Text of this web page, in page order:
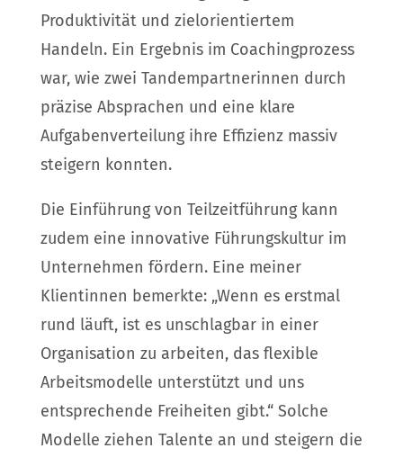
Produktivität und zielorientiertem
Handeln. Ein Ergebnis im Coachingprozess
war, wie zwei Tandempartnerinnen durch
präzise Absprachen und eine klare
Aufgabenverteilung ihre Effizienz massiv
steigern konnten.
Die Einführung von Teilzeitführung kann
zudem eine innovative Führungskultur im
Unternehmen fördern. Eine meiner
Klientinnen bemerkte: „Wenn es erstmal
rund läuft, ist es unschlagbar in einer
Organisation zu arbeiten, das flexible
Arbeitsmodelle unterstützt und uns
entsprechende Freiheiten gibt.“ Solche
Modelle ziehen Talente an und steigern die